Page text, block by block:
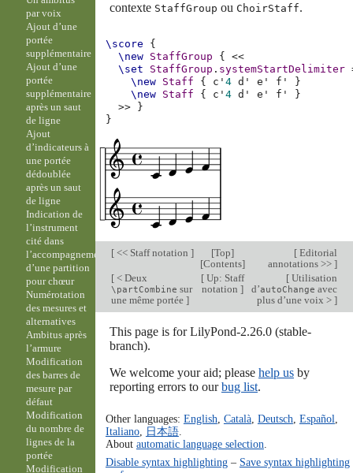
contexte StaffGroup ou ChoirStaff.
\score
{
\new StaffGroup {
<<
\set
StaffGroup . systemStartDelimiter
\new Staff { c'4 d' e' f'
}
\new Staff { c'4 d' e' f'
}
>>
}
}
[<< Staff notation ] [Top]
[Contents]
[Editorial
annotations >> ]
[< Deux
\partCombine sur
une même portée ]
[Up: Staff
notation ]
[Utilisation
d’autoChange avec
plus d’une voix > ]
This page is for LilyPond-2.26.0 (stable-
branch).
We welcome your aid; please help usby
reporting errors to ourbug list.
Other languages: English Català, Deutsch Español
Italiano, 日本語.
About automatic language selection
Disable syntax highlighting– Save syntax highlighting
par voix
Ajout d’une
portée
supplémentaire
Ajout d’une
portée
supplémentaire
après un saut
de ligne
Ajout
d’indicateurs à
une portée
dédoublée
après un saut
de ligne
Indication de
l’instrument
cité dans
l’accompagnement
d’une partition
pour chœur
Numérotation
des mesures et
alternatives
Ambitus après
l’armure
Modification
des barres de
mesure par
défaut
Modification
du nombre de
lignes de la
portée
Modification